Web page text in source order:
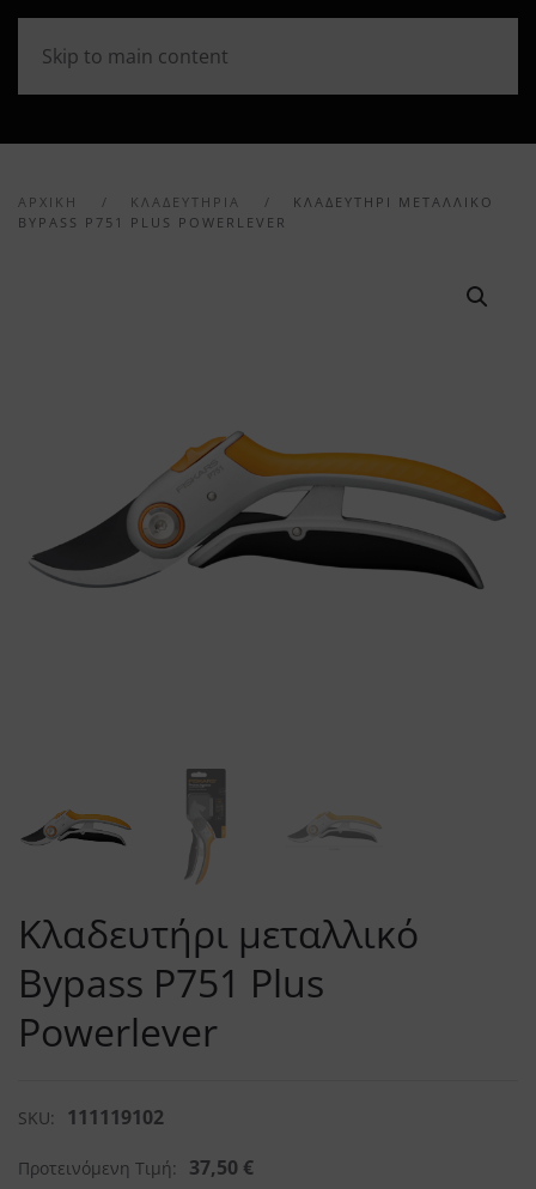
Skip to main content
ΑΡΧΙΚΉ ΚΛΑΔΕΥΤΗΡΙΑ
ΚΛΑΔΕΥΤΉΡΙ ΜΕΤΑΛΛΙΚΌ
BYPASS P751 PLUS POWERLEVER
Κλαδευτήρι μεταλλικό
Bypass P751 Plus
Powerlever
SKU: 111119102
Προτεινόμενη Τιμή: 37,50 €